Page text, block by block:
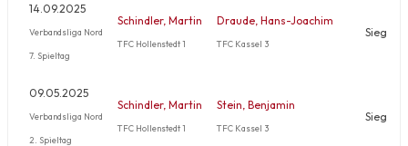
14.09.2025
Verbandsliga Nord
7. Spieltag
Schindler, Martin
TFC Hollenstedt 1
Draude, Hans-Joachim
TFC Kassel 3
Sieg
09.05.2025
Verbandsliga Nord
2. Spieltag
Schindler, Martin
TFC Hollenstedt 1
Stein, Benjamin
TFC Kassel 3
Sieg